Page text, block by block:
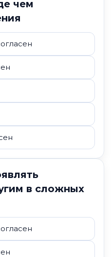
чем
в сложных